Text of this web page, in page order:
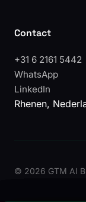
Contact
+31 6 2161 5442
WhatsApp
LinkedIn
Rhenen,
© 2026 GTM AI